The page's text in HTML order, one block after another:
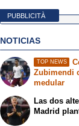
PUBBLICITÀ
NOTICIAS
TOP NEWS
Zubimendi
medular
Las dos
Madrid